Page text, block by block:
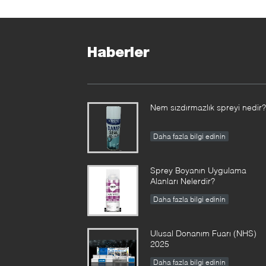
Haberler
Nem sızdırmazlık spreyi nedir?
Daha fazla bilgi edinin
Sprey Boyanın Uygulama
Alanları Nelerdir?
Daha fazla bilgi edinin
Ulusal Donanım Fuarı (NHS)
2025
Daha fazla bilgi edinin